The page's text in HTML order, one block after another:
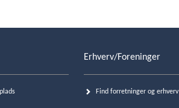
Erhverv/Foreninger
Find forretninger og erhverv